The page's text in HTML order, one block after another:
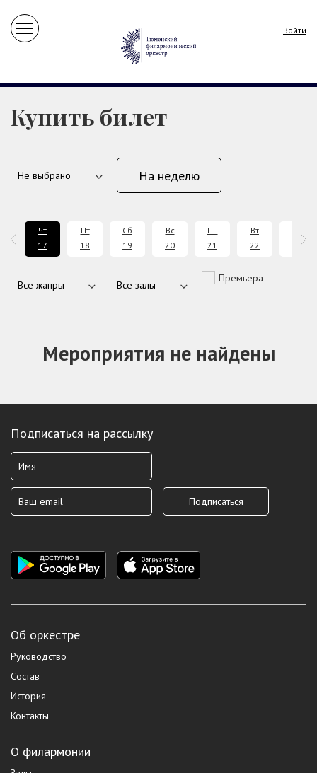
Войти
Купить билет
На неделю
Чт
17
Пт
18
Сб
19
Вс
20
Пн
21
Вт
22
23
Премьера
Мероприятия не найдены
Подписаться на рассылку
Об оркестре
Руководство
Состав
История
Контакты
О филармонии